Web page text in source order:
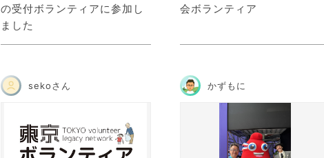
の受付ボランティアに参加し
ました
会ボランティア
sekoさん かずもに